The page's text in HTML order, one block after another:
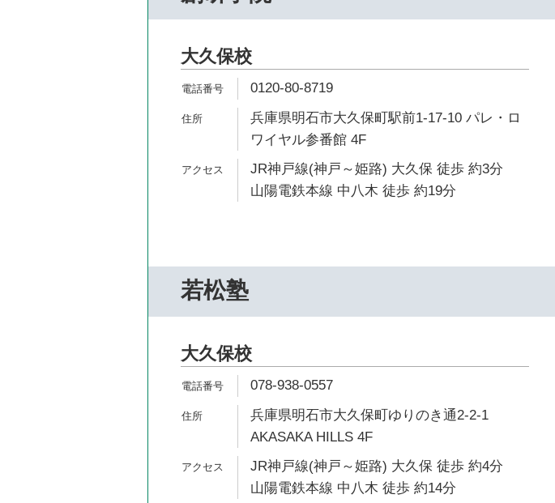
大久保校
0120-80-8719
兵庫県明石市大久保町駅前1-17-10 パレ・ロ
ワイヤル参番館 4F
JR神戸線(神戸～姫路) 大久保 徒歩 約3分
山陽電鉄本線 中八木 徒歩 約19分
若松塾
大久保校
078-938-0557
兵庫県明石市大久保町ゆりのき通2-2-1
AKASAKA HILLS 4F
JR神戸線(神戸～姫路) 大久保 徒歩 約4分
山陽電鉄本線 中八木 徒歩 約14分